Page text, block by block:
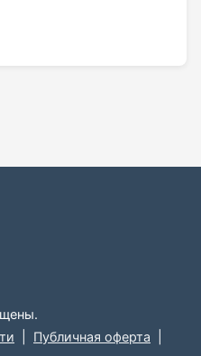
Публичная оферта